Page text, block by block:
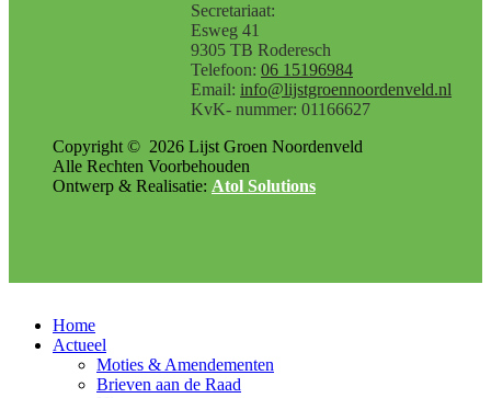
Secretariaat:
Esweg 41
9305 TB Roderesch
Telefoon: 06 15196984
Email: info@lijstgroennoordenveld.nl
KvK- nummer: 01166627
Copyright © 2026 Lijst Groen Noordenveld
Alle Rechten Voorbehouden
Ontwerp & Realisatie: Atol Solutions
Home
Actueel
Moties & Amendementen
Brieven aan de Raad